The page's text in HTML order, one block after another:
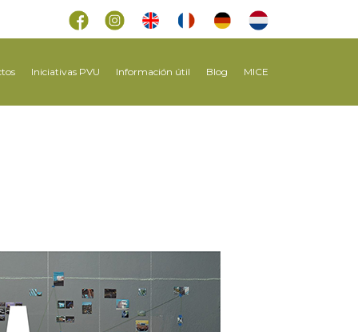
Iniciativas PVU Información útil Blog MICE